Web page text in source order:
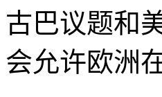
古巴议题和
会允许欧洲